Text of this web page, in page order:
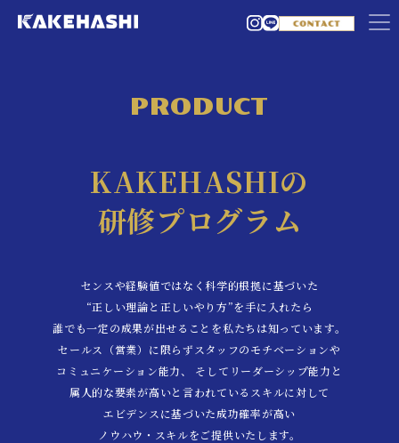
PRODUCT
KAKEHASHIの
研修プログラム
センスや経験値ではなく科学的根拠に基づいた
“正しい理論と正しいやり方”を手に入れたら
誰でも一定の成果が出せることを私たちは知っています。
セールス（営業）に限らずスタッフのモチベーションや
コミュニケーション能力、
そしてリーダーシップ能力と
属人的な要素が高いと言われているスキルに対して
エビデンスに基づいた成功確率が高い
ノウハウ・スキルをご提供いたします。